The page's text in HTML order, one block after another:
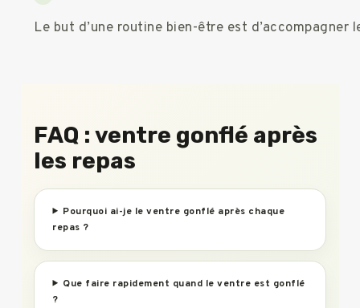
Le but d’une routine bien-être est
FAQ : ventre gonflé après
les repas
Pourquoi ai-je le ventre gonflé après chaque
repas ?
Que faire rapidement quand le ventre est gonflé
?